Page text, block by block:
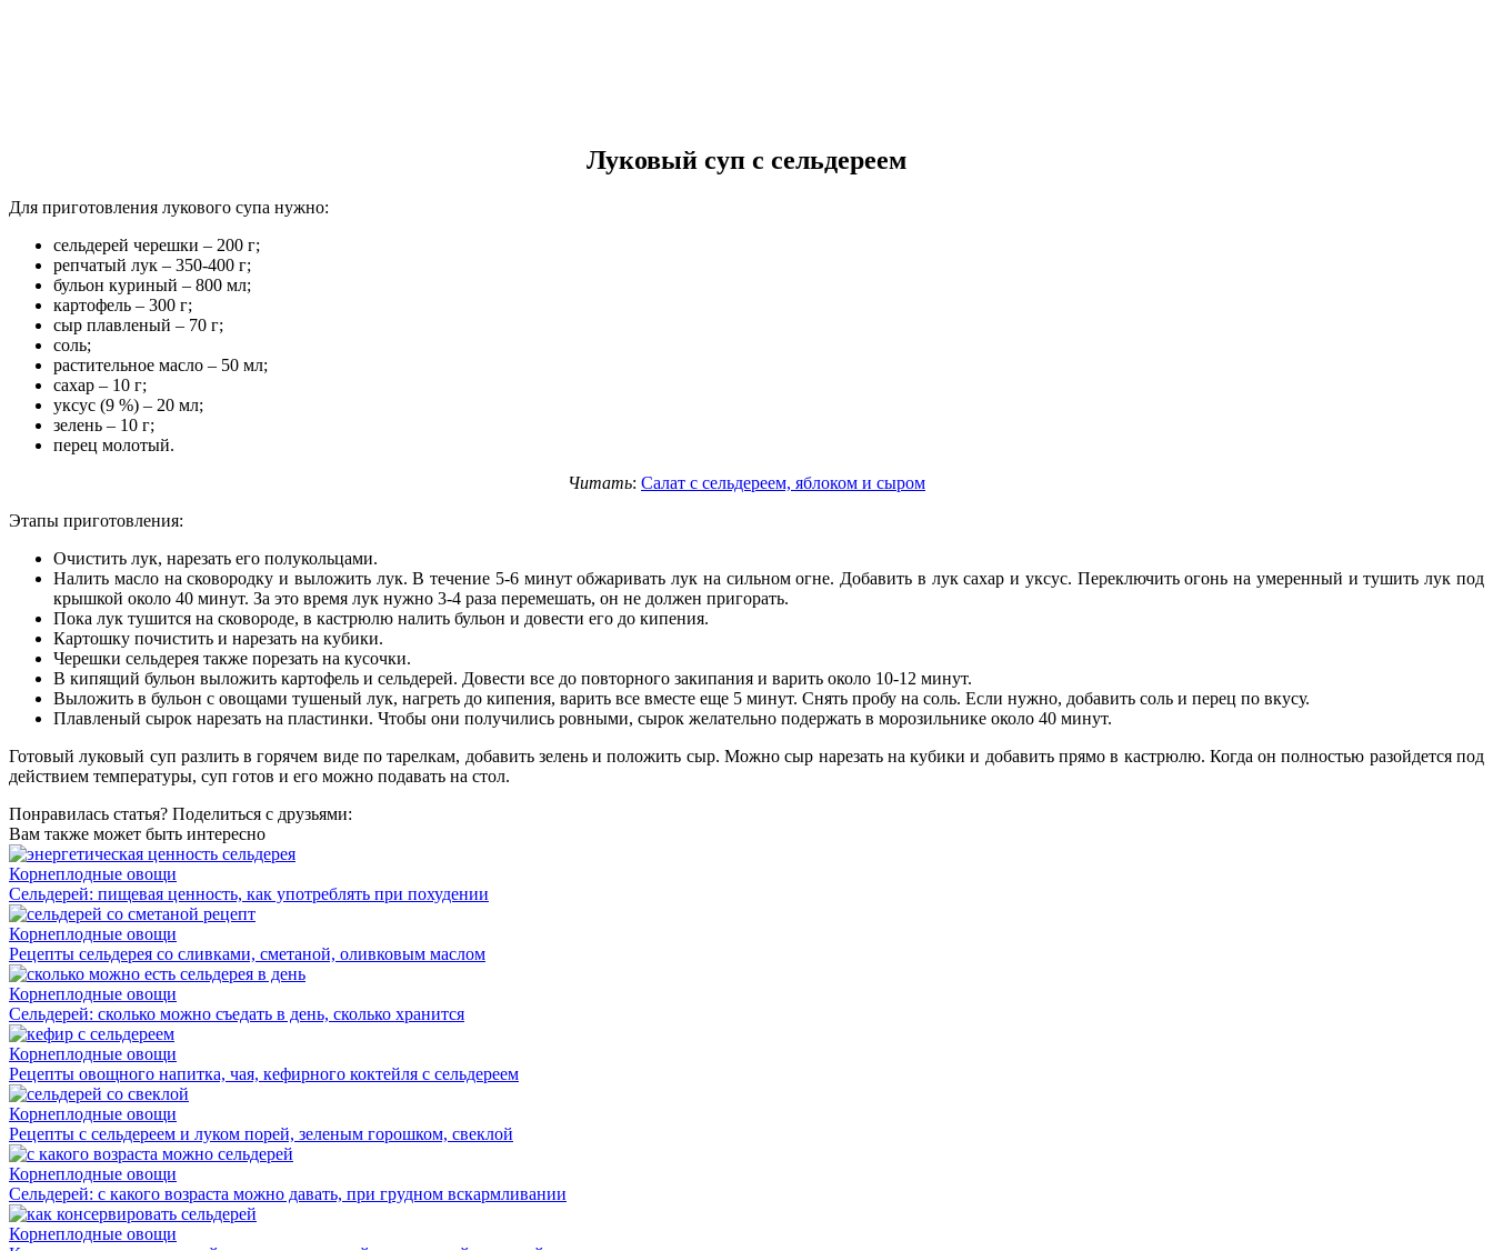
Луковый суп с сельдереем
Для приготовления лукового супа нужно:
сельдерей черешки – 200 г;
репчатый лук – 350-400 г;
бульон куриный – 800 мл;
картофель – 300 г;
сыр плавленый – 70 г;
соль;
растительное масло – 50 мл;
сахар – 10 г;
уксус (9 %) – 20 мл;
зелень – 10 г;
перец молотый.
Читать: Салат с сельдереем, яблоком и сыром
Этапы приготовления:
Очистить лук, нарезать его полукольцами.
Налить масло на сковородку и выложить лук. В течение 5-6 минут обжаривать лук на сильном огне. Добавить в лук сахар и уксус. Переключить огонь на умеренный и тушить лук под
крышкой около 40 минут. За это время лук нужно 3-4 раза перемешать, он не должен пригорать.
Пока лук тушится на сковороде, в кастрюлю налить бульон и довести его до кипения.
Картошку почистить и нарезать на кубики.
Черешки сельдерея также порезать на кусочки.
В кипящий бульон выложить картофель и сельдерей. Довести все до повторного закипания и варить около 10-12 минут.
Выложить в бульон с овощами тушеный лук, нагреть до кипения, варить все вместе еще 5 минут. Снять пробу на соль. Если нужно, добавить соль и перец по вкусу.
Плавленый сырок нарезать на пластинки. Чтобы они получились ровными, сырок желательно подержать в морозильнике около 40 минут.
Готовый луковый суп разлить в горячем виде по тарелкам, добавить зелень и положить сыр. Можно сыр нарезать на кубики и добавить прямо в кастрюлю. Когда он полностью разойдется под
действием температуры, суп готов и его можно подавать на стол.
Понравилась статья? Поделиться с друзьями:
Вам также может быть интересно
Корнеплодные овощи
Сельдерей: пищевая ценность, как употреблять при похудении
Корнеплодные овощи
Рецепты сельдерея со сливками, сметаной, оливковым маслом
Корнеплодные овощи
Сельдерей: сколько можно съедать в день, сколько хранится
Корнеплодные овощи
Рецепты овощного напитка, чая, кефирного коктейля с сельдереем
Корнеплодные овощи
Рецепты с сельдереем и луком порей, зеленым горошком, свеклой
Корнеплодные овощи
Сельдерей: с какого возраста можно давать, при грудном вскармливании
Корнеплодные овощи